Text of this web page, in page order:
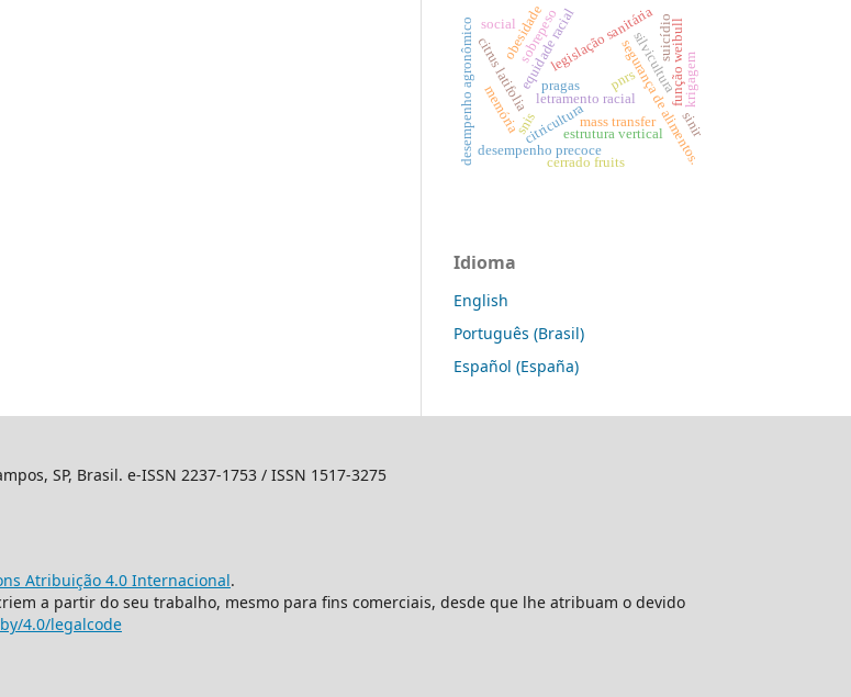
equidade racial
letramento racialsegurança de alimentos.
legislação sanitária
citrus latifolia
citricultura
desempenho precoce
desempenho agronômico pragas
estrutura vertical
função weibull
silvicultura
sobrepeso
obesidade
krigagem
cerrado fruits
mass transfer
pnrs
snis sinir
memória
social suicídio
Idioma
English
Português (Brasil)
Español (España)
SP, Brasil. e-ISSN 2237-1753 / ISSN 1517-3275
Atribuição 4.0 Internacional.
a partir do seu trabalho, mesmo para fins comerciais, desde que lhe atribuam o devido
4.0/legalcode